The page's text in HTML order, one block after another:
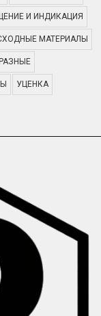
И ИНДИКАЦИЯ
МАТЕРИАЛЫ
УЦЕНКА